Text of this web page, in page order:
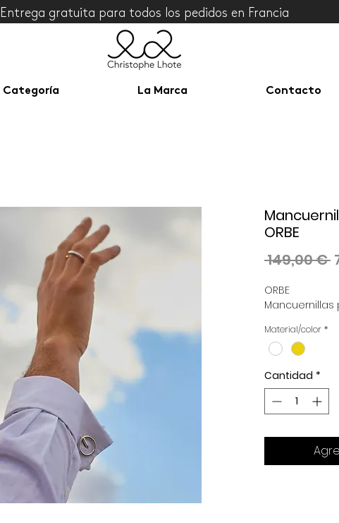
Entrega gratuita para todos los pedidos en Francia
Categoría La Marca Contacto
ORBE
149,00 €
ORBE
Material/color *
Cantidad *